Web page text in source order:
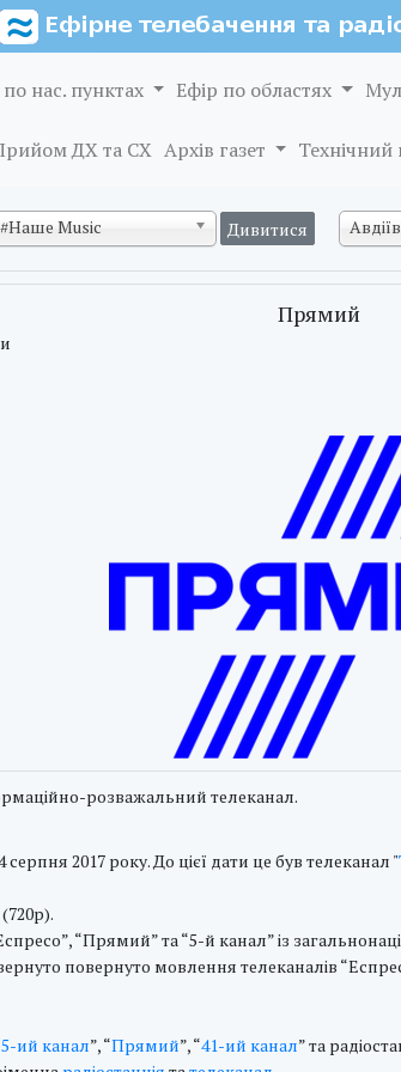
нас. пунктах Ефір по областях
ДХ та СХ Архів газет Технічний
#Наше Music
Прямий
розважальний телеканал.
2017 року. До цієї дати це був телеканал "
“Прямий” та “5-й канал” із
повернуто мовлення телеканалів
5-ий канал”, “Прямий”, “41-ий канал” та